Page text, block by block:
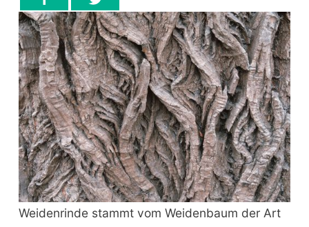
Weidenrinde stammt vom Weidenbaum der Art